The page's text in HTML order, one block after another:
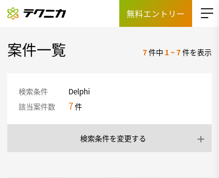
無料エントリー
案件一覧 7件中 1~7件を表示
検索条件
Delphi
該当案件数
7件
検索条件を変更する